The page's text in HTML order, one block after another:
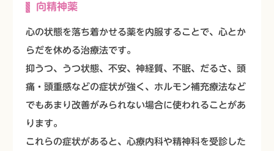
向精神薬
心の状態を落ち着かせる薬を内服することで、心とか
らだを休める治療法です。
抑うつ、うつ状態、不安、神経質、不眠、だるさ、頭
痛・頭重感などの症状が強く、ホルモン補充療法など
でもあまり改善がみられない場合に使われることがあ
ります。
これらの症状があると、心療内科や精神科を受診した